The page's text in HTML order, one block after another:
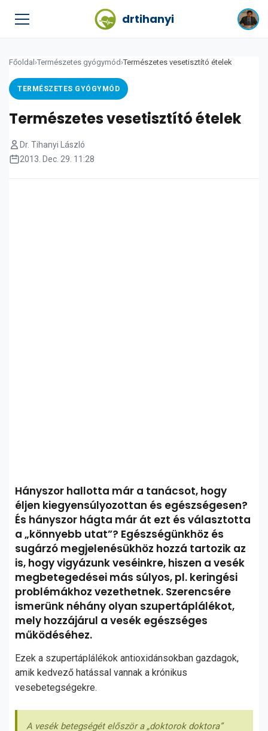
drtihanyi
Főoldal ›Természetes gyógymód ›Természetes vesetisztító ételek
TERMÉSZETES GYÓGYMÓD
Természetes vesetisztító ételek
Dr. Tihanyi László
2013. Dec. 29. 11:28
Hányszor hallotta már a tanácsot, hogy
éljen kiegyensúlyozottan és egészségesen?
És hányszor hágta már át ezt és választotta
a „könnyebb utat”? Egészségünkhöz és
sugárzó megjelenésükhöz hozzá tartozik az
is, hogy vigyázunk veséinkre, hiszen a vesék
megbetegedései más súlyos, pl. keringési
problémákhoz vezethetnek. Szerencsére
ismerünk néhány olyan szupertáplálékot,
mely hozzájárul a vesék egészséges
működéséhez.
Ezek a szupertáplálékok antioxidánsokban gazdagok,
amik kedvező hatással vannak a krónikus
vesebetegségekre.
A vesék betegségét először a „doktorok doktora”